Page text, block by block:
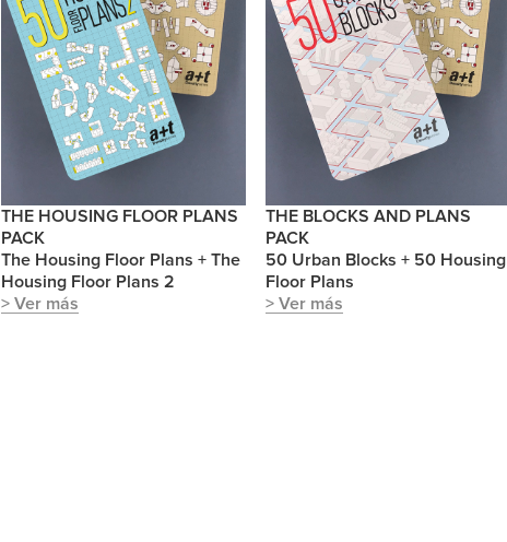
THE HOUSING FLOOR PLANS
PACK
The Housing Floor Plans + The
Housing Floor Plans 2
> Ver más
THE BLOCKS AND PLANS
PACK
50 Urban Blocks + 50 Housing
Floor Plans
> Ver más